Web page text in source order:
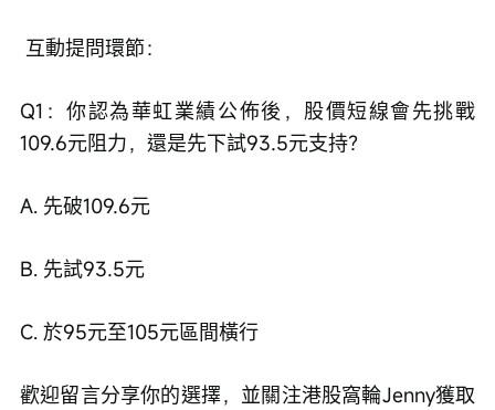
互動提問環節：
Q1：你認為華虹業績公佈後，股價短線會先挑戰
109.6元阻力，還是先下試93.5元支持？
A. 先破109.6元
B. 先試93.5元
C. 於95元至105元區間橫行
歡迎留言分享你的選擇，並關注港股窩輪Jenny獲取